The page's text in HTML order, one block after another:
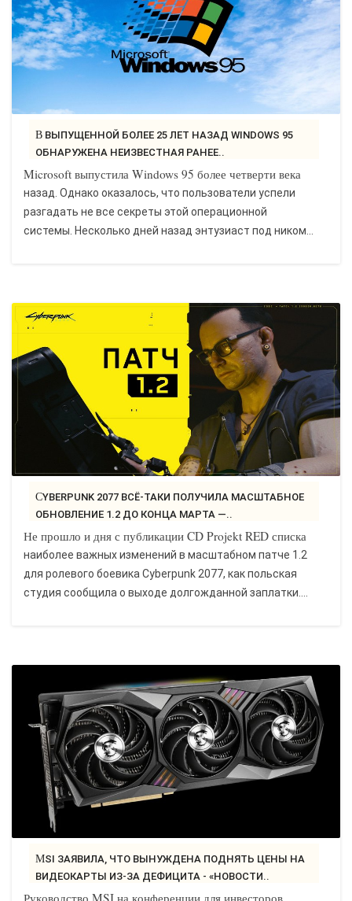
В ВЫПУЩЕННОЙ БОЛЕЕ 25 ЛЕТ НАЗАД WINDOWS 95
ОБНАРУЖЕНА НЕИЗВЕСТНАЯ РАНЕЕ..
Microsoft выпустила Windows 95 более четверти века
назад. Однако оказалось, что пользователи успели
разгадать не все секреты этой операционной
системы. Несколько дней назад энтузиаст под ником...
CYBERPUNK 2077 ВСЁ-ТАКИ ПОЛУЧИЛА МАСШТАБНОЕ
ОБНОВЛЕНИЕ 1.2 ДО КОНЦА МАРТА —..
Не прошло и дня с публикации CD Projekt RED списка
наиболее важных изменений в масштабном патче 1.2
для ролевого боевика Cyberpunk 2077, как польская
студия сообщила о выходе долгожданной заплатки....
MSI ЗАЯВИЛА, ЧТО ВЫНУЖДЕНА ПОДНЯТЬ ЦЕНЫ НА
ВИДЕОКАРТЫ ИЗ-ЗА ДЕФИЦИТА - «НОВОСТИ..
Руководство MSI на конференции для инвесторов